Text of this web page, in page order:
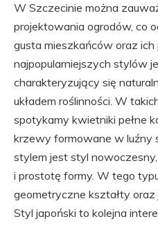
W Szczecinie można
projektowania ogrodów, co
gusta mieszkańców oraz ich
najpopularniejszych stylów
charakteryzujący się
układem roślinności. W
spotykamy kwietniki pełne
krzewy formowane w luźny
stylem jest styl
i prostotę formy. W tego
geometryczne kształty oraz
Styl japoński to kolejna